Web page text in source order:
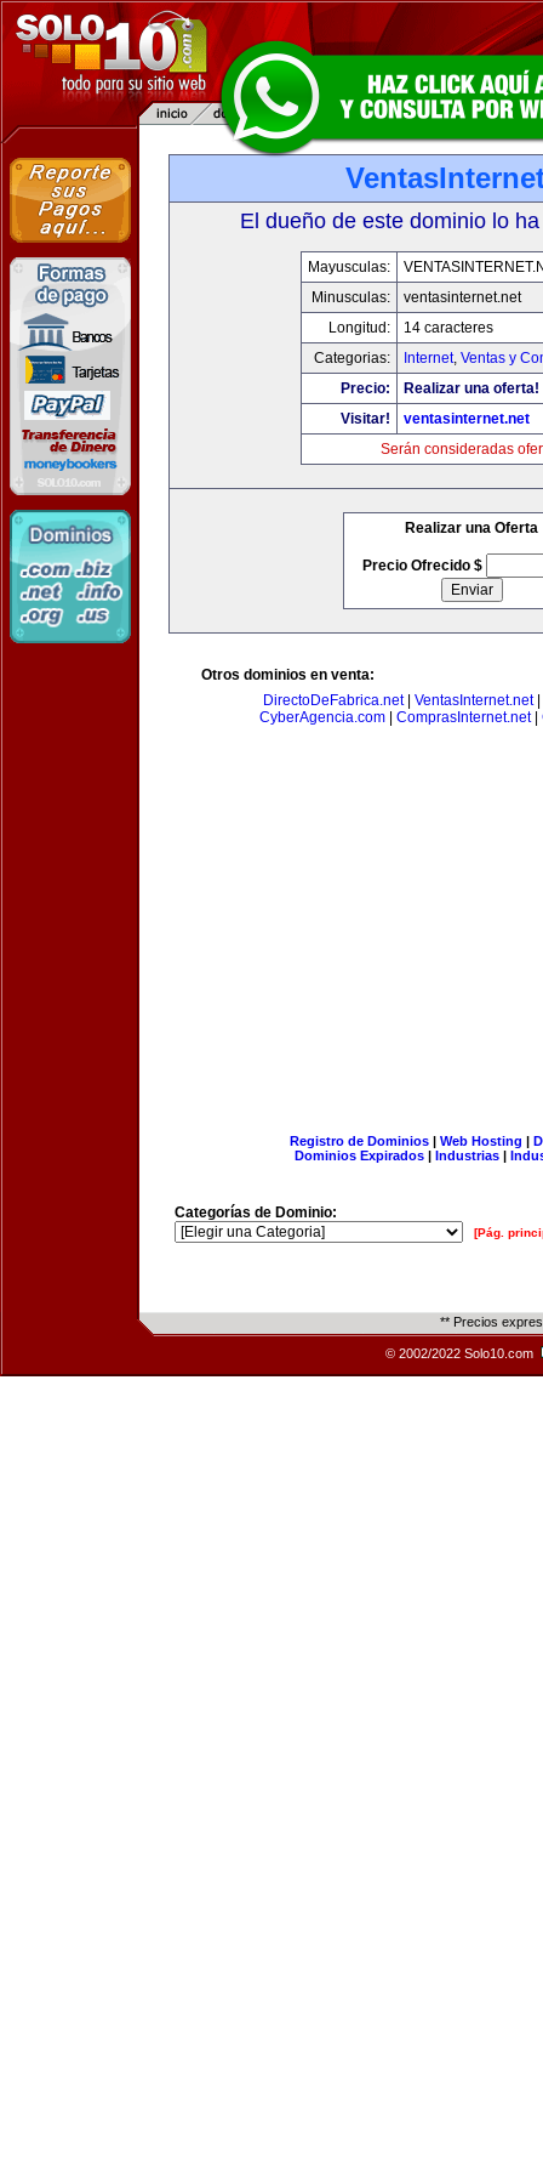
El dueño de este dominio lo
Mayusculas:
Minusculas:
ventasinternet.net
Longitud:
14 caracteres
Categorias:
Internet, Ventas y
Precio:
Realizar una oferta!
Visitar!
ventasinternet.net
Serán consideradas
Realizar una Oferta
Precio Ofrecido $
Otros dominios en venta:
DirectoDeFabrica.net| VentasInternet.net|
CyberAgencia.com| ComprasInternet.net|
Registro de Dominios| Web Hosting |
Dominios Expirados | Industrias |
Categorías de Dominio:
[Pág.
** Precios
© 2002/2022 Solo10.com